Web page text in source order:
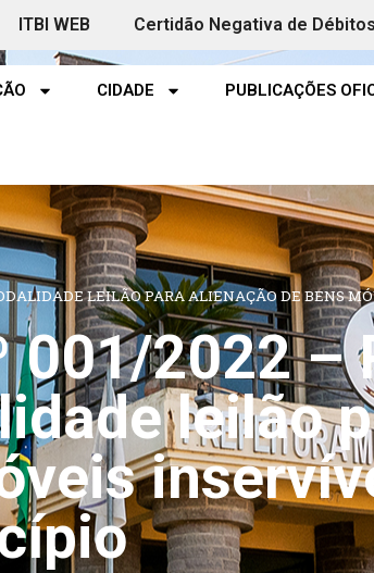
ITBI WEB Certidão Negativa de Débitos
CIDADE PUBLICAÇÕES
LEILÃO PARA ALIENAÇÃO DE BENS
001/2022 –
leilão